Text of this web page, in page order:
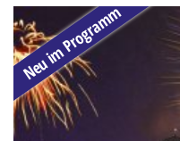
Neu im Programm